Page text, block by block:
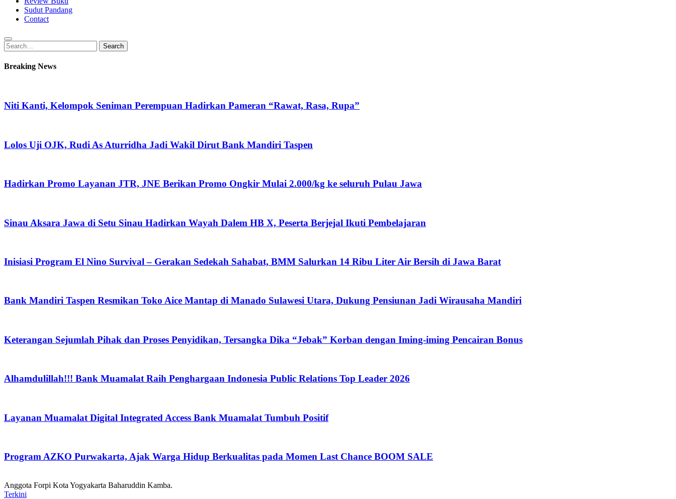
Sudut Pandang
Contact
Search
for:
Search
Breaking News
Niti Kanti, Kelompok Seniman Perempuan Hadirkan Pameran “Rawat, Rasa, Rupa”
Lolos Uji OJK, Rudi As Aturridha Jadi Wakil Dirut Bank Mandiri Taspen
Hadirkan Promo Layanan JTR, JNE Berikan Promo Ongkir Mulai 2.000/kg ke seluruh Pulau Jawa
Sinau Aksara Jawa di Setu Sinau Hadirkan Wayah Dalem HB X, Peserta Berjejal Ikuti Pembelajaran
Inisiasi Program El Nino Survival – Gerakan Sedekah Sahabat, BMM Salurkan 14 Ribu Liter Air Bersih di Jawa Barat
Bank Mandiri Taspen Resmikan Toko Aice Mantap di Manado Sulawesi Utara, Dukung Pensiunan Jadi Wirausaha Mandiri
Keterangan Sejumlah Pihak dan Proses Penyidikan, Tersangka Dika “Jebak” Korban dengan Iming-iming Pencairan Bonus
Alhamdulillah!!! Bank Muamalat Raih Penghargaan Indonesia Public Relations Top Leader 2026
Layanan Muamalat Digital Integrated Access Bank Muamalat Tumbuh Positif
Program AZKO Purwakarta, Ajak Warga Hidup Berkualitas pada Momen Last Chance BOOM SALE
Anggota Forpi Kota Yogyakarta Baharuddin Kamba.
Terkini